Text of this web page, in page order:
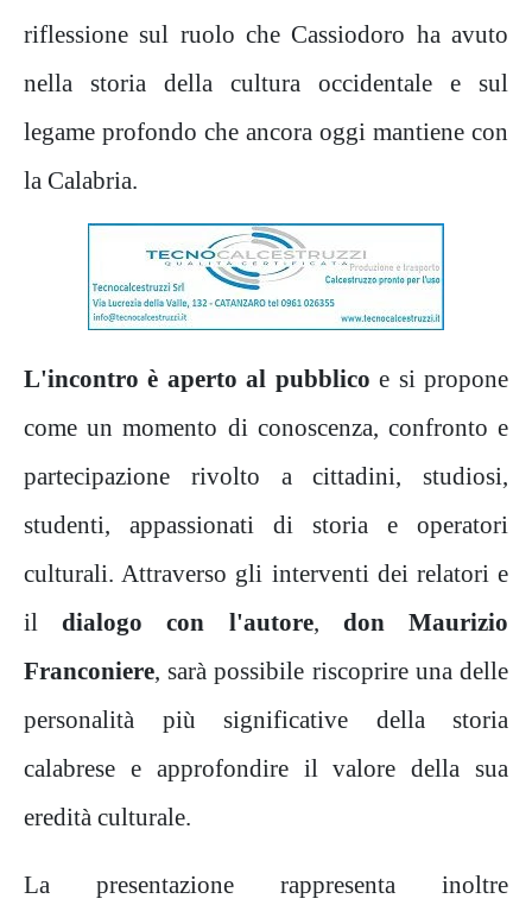
riflessione sul ruolo che Cassiodoro ha avuto
nella storia della cultura occidentale e sul
legame profondo che ancora oggi mantiene con
la Calabria.
L'incontro è aperto al pubblico e si propone
come un momento di conoscenza, confronto e
partecipazione rivolto a cittadini, studiosi,
studenti, appassionati di storia e operatori
culturali. Attraverso gli interventi dei relatori e
ildialogo con l'autore, don Maurizio
Franconiere, sarà possibile riscoprire una delle
personalità più significative della storia
calabrese e approfondire il valore della sua
eredità culturale.
La presentazione rappresenta inoltre